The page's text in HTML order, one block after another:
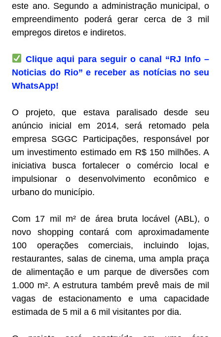
este ano. Segundo a administração municipal, o
empreendimento poderá gerar cerca de 3 mil
empregos diretos e indiretos.
Clique aqui para seguir o canal “RJ Info –
Noticias do Rio” e receber as notícias no seu
WhatsApp!
O projeto, que estava paralisado desde seu
anúncio inicial em 2014, será retomado pela
empresa SGGC Participações, responsável por
um investimento estimado em R$ 150 milhões. A
iniciativa busca fortalecer o comércio local e
impulsionar o desenvolvimento econômico e
urbano do município.
Com 17 mil m² de área bruta locável (ABL), o
novo shopping contará com aproximadamente
100 operações comerciais, incluindo lojas,
restaurantes, salas de cinema, uma ampla praça
de alimentação e um parque de diversões com
1.000 m². A estrutura também prevê mais de mil
vagas de estacionamento e uma capacidade
estimada de 5 mil a 6 mil visitantes por dia.